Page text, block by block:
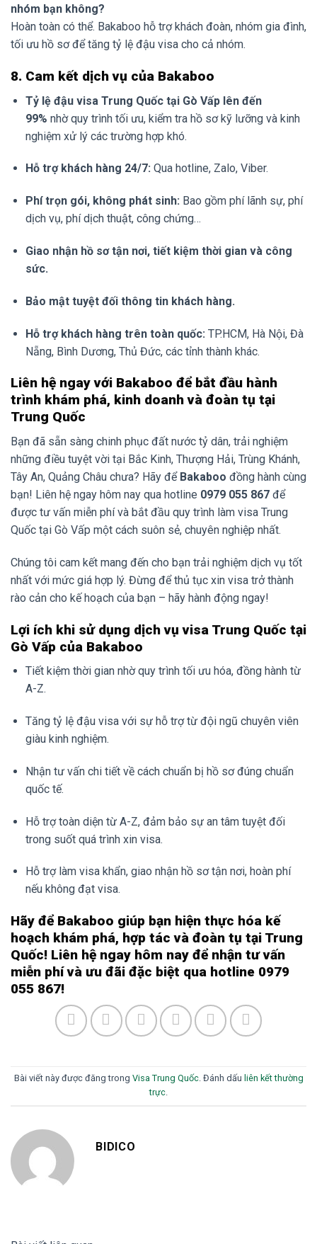
nhóm bạn không?
Hoàn toàn có thể. Bakaboo hỗ trợ khách đoàn, nhóm gia đình,
tối ưu hồ sơ để tăng tỷ lệ đậu visa cho cả nhóm.
8. Cam kết dịch vụ của Bakaboo
Tỷ lệ đậu visa Trung Quốc tại Gò Vấp lên đến
99% nhờ quy trình tối ưu, kiểm tra hồ sơ kỹ lưỡng và kinh
nghiệm xử lý các trường hợp khó.
Hỗ trợ khách hàng 24/7: Qua hotline, Zalo, Viber.
Phí trọn gói, không phát sinh: Bao gồm phí lãnh sự, phí
dịch vụ, phí dịch thuật, công chứng…
Giao nhận hồ sơ tận nơi, tiết kiệm thời gian và công
sức.
Bảo mật tuyệt đối thông tin khách hàng.
Hỗ trợ khách hàng trên toàn quốc: TP.HCM, Hà Nội, Đà
Nẵng, Bình Dương, Thủ Đức, các tỉnh thành khác.
Liên hệ ngay với Bakaboo để bắt đầu hành
trình khám phá, kinh doanh và đoàn tụ tại
Trung Quốc
Bạn đã sẵn sàng chinh phục đất nước tỷ dân, trải nghiệm
những điều tuyệt vời tại Bắc Kinh, Thượng Hải, Trùng Khánh,
Tây An, Quảng Châu chưa? Hãy để Bakaboo đồng hành cùng
bạn! Liên hệ ngay hôm nay qua hotline 0979 055 867 để
được tư vấn miễn phí và bắt đầu quy trình làm visa Trung
Quốc tại Gò Vấp một cách suôn sẻ, chuyên nghiệp nhất.
Chúng tôi cam kết mang đến cho bạn trải nghiệm dịch vụ tốt
nhất với mức giá hợp lý. Đừng để thủ tục xin visa trở thành
rào cản cho kế hoạch của bạn – hãy hành động ngay!
Lợi ích khi sử dụng dịch vụ visa Trung Quốc tại
Gò Vấp của Bakaboo
Tiết kiệm thời gian nhờ quy trình tối ưu hóa, đồng hành từ
A-Z.
Tăng tỷ lệ đậu visa với sự hỗ trợ từ đội ngũ chuyên viên
giàu kinh nghiệm.
Nhận tư vấn chi tiết về cách chuẩn bị hồ sơ đúng chuẩn
quốc tế.
Hỗ trợ toàn diện từ A-Z, đảm bảo sự an tâm tuyệt đối
trong suốt quá trình xin visa.
Hỗ trợ làm visa khẩn, giao nhận hồ sơ tận nơi, hoàn phí
nếu không đạt visa.
Hãy để Bakaboo giúp bạn hiện thực hóa kế
hoạch khám phá, hợp tác và đoàn tụ tại Trung
Quốc! Liên hệ ngay hôm nay để nhận tư vấn
miễn phí và ưu đãi đặc biệt qua hotline 0979
055 867!
Bài viết này được đăng trong Visa Trung Quốc. Đánh dấu liên kết thường
trực.
BIDICO